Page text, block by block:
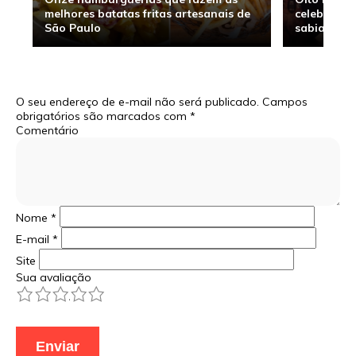
melhores batatas fritas artesanais de
São Paulo
sabia
O seu endereço de e-mail não será publicado. Campos
obrigatórios são marcados com *
Comentário
Nome *
E-mail *
Site
Sua avaliação
5
4
3
2